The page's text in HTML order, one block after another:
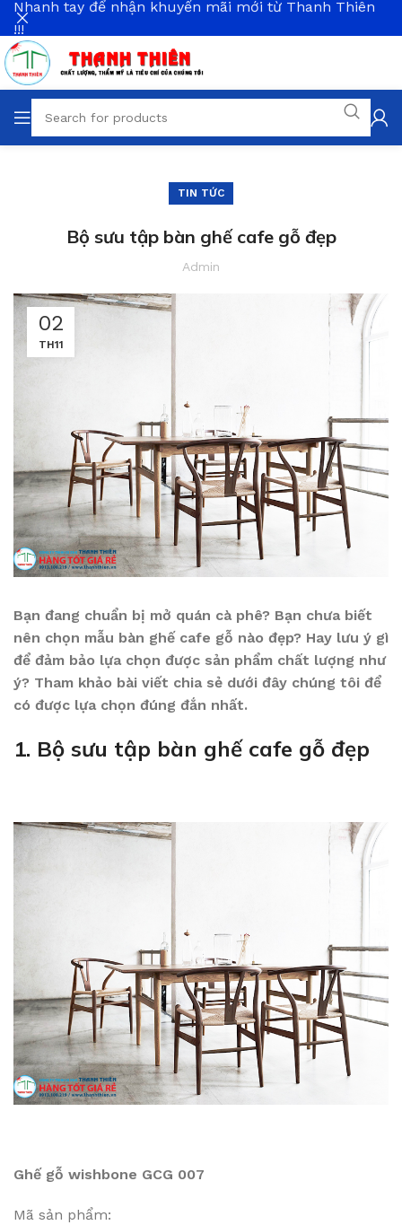
TIN TỨC
Bộ sưu tập bàn ghế cafe gỗ đẹp
Admin
02
TH11
Bạn đang chuẩn bị mở quán cà phê? Bạn chưa biết
nên chọn mẫu bàn ghế cafe gỗ nào đẹp? Hay lưu ý gì
để đảm bảo lựa chọn được sản phẩm chất lượng như
ý? Tham khảo bài viết chia sẻ dưới đây chúng tôi để
có được lựa chọn đúng đắn nhất.
1. Bộ sưu tập bàn ghế cafe gỗ đẹp
Ghế gỗ wishbone GCG 007
Mã sản phẩm:
Nhanh tay để nhận khuyến mãi mới từ Thanh Thiên
!!!